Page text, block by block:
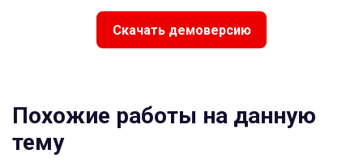
государства и права
Определение предмета теории государства и
учреждений, которые она изучает. Наличие
четко определенного предмета, ограниченного
от сферы "приложения" других, смежных
дисциплин, свидетельствует о научной
Скачать демоверсию
Похожие работы на данную
тему